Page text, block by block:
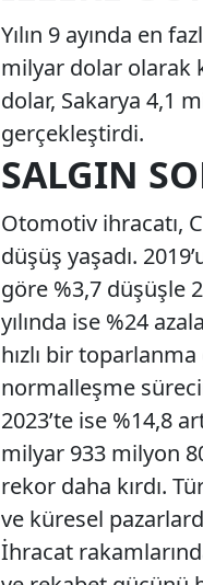
Yılın 9 ayında en
milyar dolar olarak
dolar, Sakarya 4,1
gerçekleştirdi.
SALGIN
Otomotiv ihracatı,
düşüş yaşadı.
göre %3,7 düşüşle
yılında ise %24
hızlı bir
normalleşme
2023’te ise %14,8
milyar 933 milyon
rekor daha kırdı.
ve küresel
İhracat